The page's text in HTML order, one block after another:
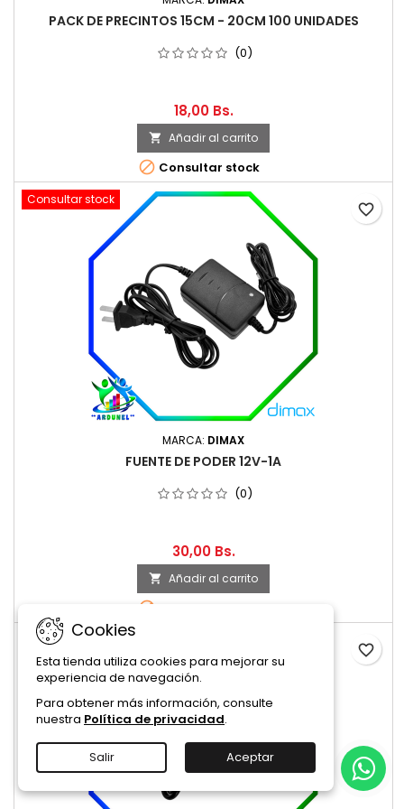
PACK DE PRECINTOS 15CM - 20CM 100 UNIDADES
(0)
18,00 Bs.
 Añadir al carrito
 Consultar stock
Consultar stock
MARCA: DIMAX
FUENTE DE PODER 12V-1A
(0)
30,00 Bs.
 Añadir al carrito

favorite_border
Consultar stock
favorite_border
Cookies
Esta tienda utiliza cookies para mejorar su
experiencia de navegación.
Para obtener más información, consulte
nuestra Política de privacidad.
Salir Aceptar